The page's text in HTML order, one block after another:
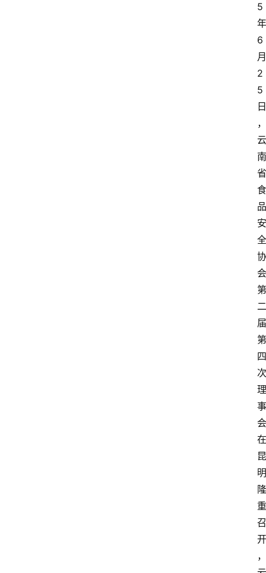
5
年
6
月
2
5
日
，
云
南
省
食
品
安
全
协
会
第
二
届
第
四
次
理
事
会
在
昆
明
隆
重
召
开
，